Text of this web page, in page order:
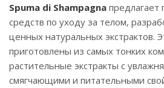
Spuma di Shampagna предлагает
средств по уходу за телом,
ценных натуральных экстрактов.
приготовлены из самых тонких
растительные экстракты с
смягчающими и питательными